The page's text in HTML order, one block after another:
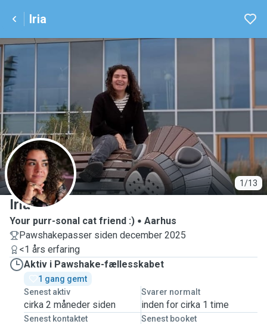
Iria
1/13
I
Iria
Your purr-sonal cat friend :)
Aarhus
Pawshakepasser siden december 2025
<1 års erfaring
Aktiv i Pawshake-fællesskabet
1 gang gemt
Senest aktiv
cirka 2 måneder siden
Svarer normalt
inden for cirka 1 time
Senest kontaktet Senest booket